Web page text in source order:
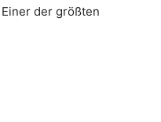
der größten